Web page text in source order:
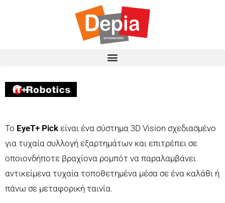
Το EyeT+ Pick είναι ένα σύστημα 3D Vision σχεδιασμένο
για τυχαία συλλογή εξαρτημάτων και επιτρέπει σε
οποιονδήποτε βραχίονα ρομπότ να παραλαμβάνει
αντικείμενα τυχαία τοποθετημένα μέσα σε ένα καλάθι ή
πάνω σε μεταφορική ταινία.